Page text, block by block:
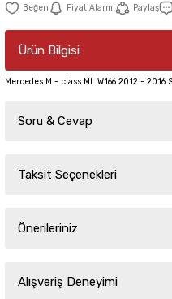
Fiyat Alarmı Paylaş
Ürün Bilgisi
Mercedes M - class ML W166 2012 - 2016
Soru & Cevap
Ürün hakkında
Taksit Seçenekleri
Önerileriniz
yetersiz gördüğünüz noktaları
iletebilirsiniz.
Alışveriş Deneyimi